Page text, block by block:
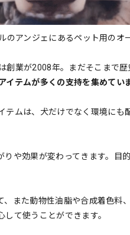
のアンジェにあるペット用のオ
創業が2008年。まだそこまで
テムが多くの支持を集めていま
ムは、犬だけでなく環境に
や効果が変わってきます。目
、また動物性油脂や合成着色
て使うことができます。